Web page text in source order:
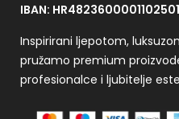
IBAN:
Inspirirani ljepotom,
pružamo premium
profesionalce i ljubitelje